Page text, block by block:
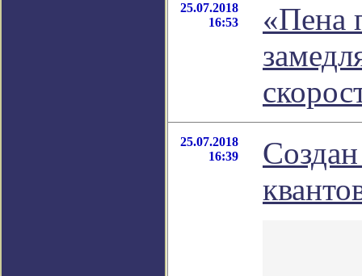
25.07.2018
16:53
«Пена
25.07.2018
16:39